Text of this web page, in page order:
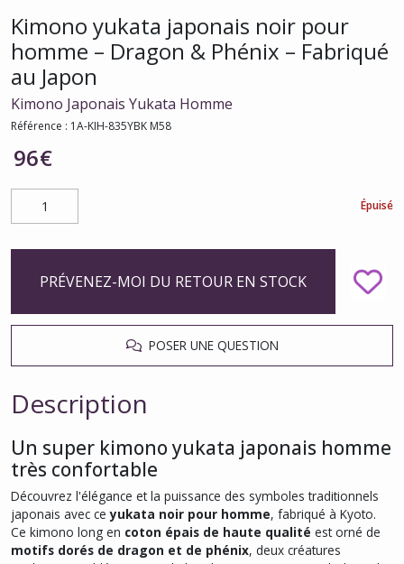
Kimono yukata japonais noir pour
homme – Dragon & Phénix – Fabriqué
au Japon
Kimono Japonais Yukata Homme
Référence : 1A-KIH-835YBK M58
96€
Épuisé
PRÉVENEZ-MOI DU RETOUR EN STOCK
POSER UNE QUESTION
Description
Un super kimono yukata japonais homme
très confortable
Découvrez l'élégance et la puissance des symboles traditionnels
japonais avec ceyukata noir pour homme, fabriqué à Kyoto.
Ce kimono long en coton épais de haute qualité est orné de
motifs dorés de dragon et de phénix, deux créatures